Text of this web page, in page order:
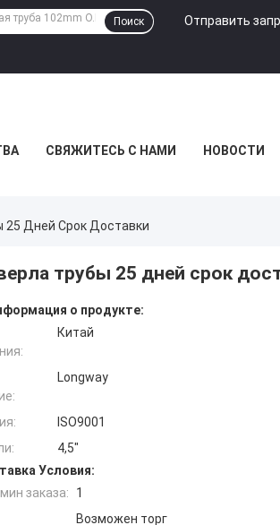
Отправить
Поиск
СВЯЖИТЕСЬ С НАМИ НОВОСТИ
Дней Срок Доставки
трубы 25 дней срок
о продукте:
Китай
Longway
ISO9001
4,5"
Условия:
заказа:
1
Возможен торг